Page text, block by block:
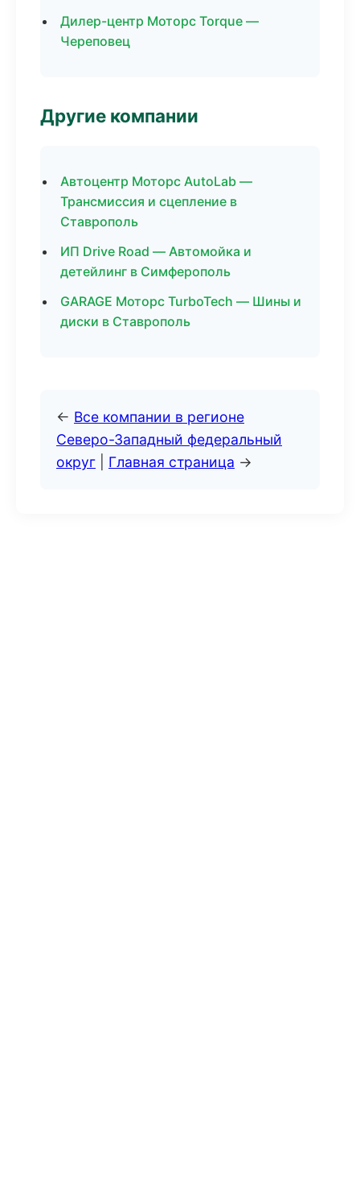
Дилер-центр Моторс Torque —
Череповец
Другие компании
Автоцентр Моторс AutoLab —
Трансмиссия и сцепление в
Ставрополь
ИП Drive Road — Автомойка и
детейлинг в Симферополь
GARAGE Моторс TurboTech — Шины и
диски в Ставрополь
← Все компании в регионе
Северо-Западный федеральный
округ
Главная страница →